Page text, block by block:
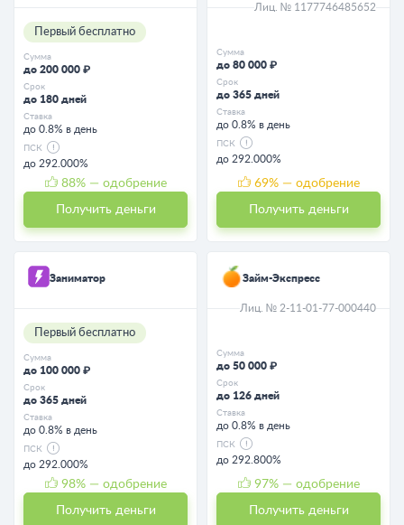
Первый бесплатно
Сумма
до 200 000 ₽
Срок
до 180 дней
Ставка
до 0.8% в день
ПСК
до 292.000%
88% — одобрение
Получить деньги
Лиц. № 1177746485652
Сумма
до 80 000 ₽
Срок
до 365 дней
Ставка
до 0.8% в день
ПСК
до 292.000%
69% — одобрение
Получить деньги
Заниматор
Первый бесплатно
Сумма
до 100 000 ₽
Срок
до 365 дней
Ставка
до 0.8% в день
ПСК
до 292.000%
98% — одобрение
Получить деньги
Займ-Экспресс
Лиц. № 2-11-01-77-000440
Сумма
до 50 000 ₽
Срок
до 126 дней
Ставка
до 0.8% в день
ПСК
до 292.800%
97% — одобрение
Получить деньги